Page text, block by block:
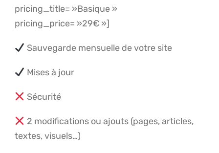
pricing_title= »Basique »
pricing_price= »29€ »]
Sauvegarde mensuelle de votre site
Mises à jour
Sécurité
2 modifications ou ajouts (pages, articles,
textes, visuels…)